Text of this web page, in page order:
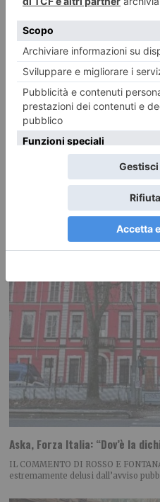
Nallo: “Lo screening
Piemonte”
E’ un grande traguardo, frutto del
siamo riusciti a portare avanti
Aska, Forza Italia: “Dov’è la
IL COMMENTO DI ROSSO E
estremamente delusi dall’avviso